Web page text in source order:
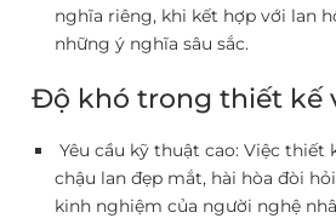
nghĩa riêng, khi kết hợp với lan
những ý nghĩa sâu sắc.
Độ khó trong thiết kế
Yêu cầu kỹ thuật cao: Việc thiết
chậu lan đẹp mắt, hài hòa đòi
kinh nghiệm của người nghệ